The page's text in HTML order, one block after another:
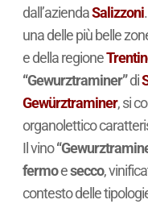
dall’aziendaSalizzoni
una delle più belle
e della regione
“Gewurztraminer”di
Gewürztraminer, si
organolettico
Il vino
fermoesecco,
contesto delle